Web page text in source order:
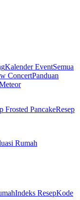
Kalender EventSemua
ConcertPanduan
Frosted PancakeResep
Rumah
Indeks ResepKode